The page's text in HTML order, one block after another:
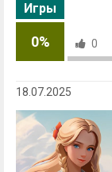
Игры
0% 0
18.07.2025